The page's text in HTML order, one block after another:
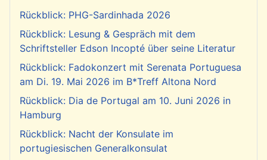
Rückblick: PHG-Sardinhada 2026
Rückblick: Lesung & Gespräch mit dem
Schriftsteller Edson Incopté über seine Literatur
Rückblick: Fadokonzert mit Serenata Portuguesa
am Di. 19. Mai 2026 im B*Treff Altona Nord
Rückblick: Dia de Portugal am 10. Juni 2026 in
Hamburg
Rückblick: Nacht der Konsulate im
portugiesischen Generalkonsulat